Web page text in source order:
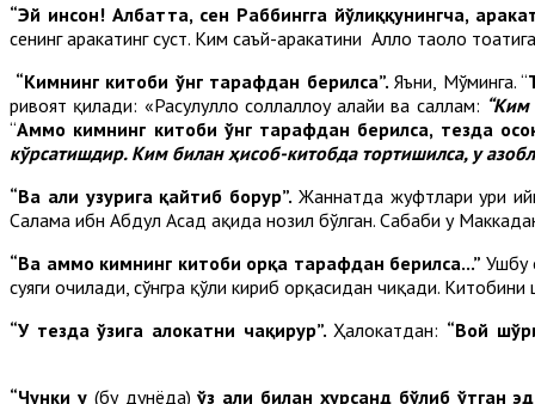
“Эй инсон! Албатта, сен Раббингга йўлиққунингча,
сенинг ҳаракатинг суст. Ким саъй-ҳаракатини Аллоҳ таоло
“Кимнинг китоби ўнг тарафдан берилса”. Яъни, Мўминга. “
ривоят қилади: «Расулуллоҳ соллаллоҳу алайҳи ва саллам: “Ким
“Аммо кимнинг китоби ўнг тарафдан берилса, тезда
кўрсатишдир. Ким билан ҳисоб-китобда тортишилса, у
“Ва аҳли ҳузурига қайтиб борур”. Жаннатда жуфтлари ҳури
Салама ибн Абдул Асад ҳақида нозил бўлган. Сабаби у
“Ва аммо кимнинг китоби орқа тарафдан берилса...” Ушбу
суяги очилади, сўнгра қўли кириб орқасидан чиқади.
“У тезда ўзига ҳалокатни чақирур”. Ҳалокатдан: “Вой
“Чунки у (бу дунёда) ўз аҳли билан хурсанд бўлиб ўтган